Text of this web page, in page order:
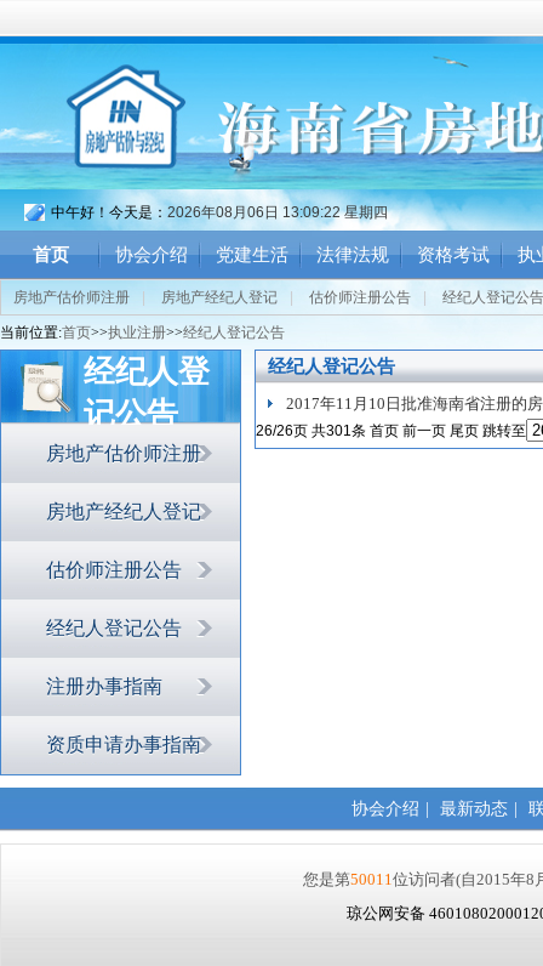
中午好！今天是： 2026年08月06日 13:09:23 星期四
首页 协会介绍 党建生活 法律法规 资格考试 执
房地产估价师注册 房地产经纪人登记 估价师注册公告 经纪人登记公告
当前位置:首页>>执业注册>>经纪人登记公告
经纪人登
记公告
房地产估价师注册
房地产经纪人登记
估价师注册公告
经纪人登记公告
注册办事指南
资质申请办事指南
经纪人登记公告
2017年11月10日批准海南省注册的
26/26页 共301条 首页 前一页 尾页 跳转至
协会介绍 最新动态
您是第50011位访问者(自2015年8
琼公网安备